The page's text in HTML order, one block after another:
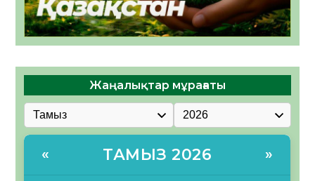
Жаңалықтар мұрағаты
« ТАМЫЗ 2026 »